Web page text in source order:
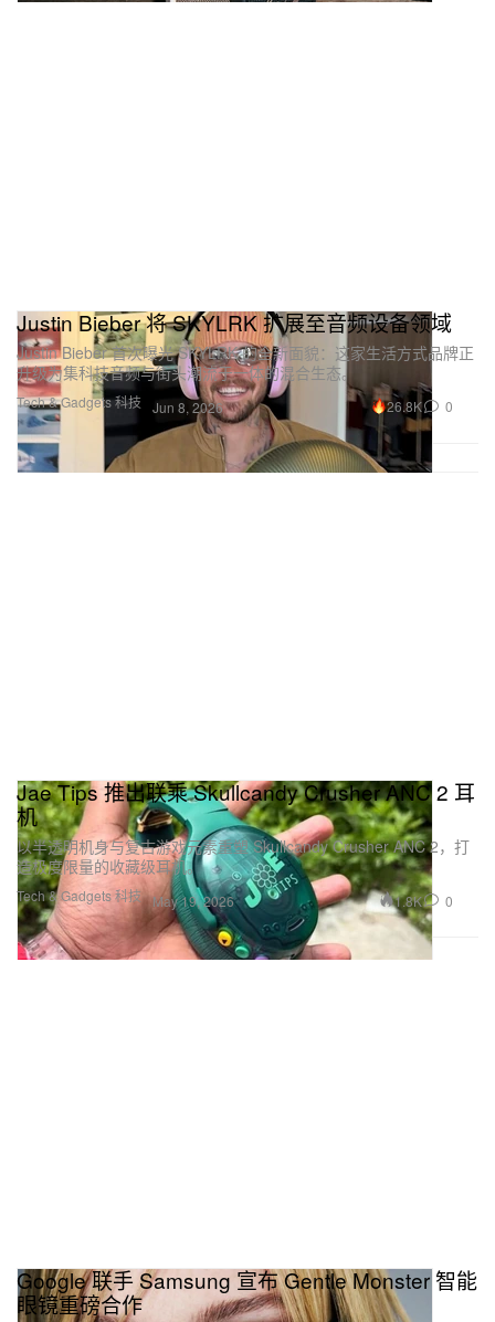
Tech & Gadgets 科技
Justin Bieber 将 SKYLRK 扩展至音频设备领域
Justin Bieber 首次曝光 SKYLRK 的全新面貌：这家生活方式品牌正
升级为集科技音频与街头潮流于一体的混合生态。
Jun 8, 2026 26.8K 0
Tech & Gadgets 科技
Jae Tips 推出联乘 Skullcandy Crusher ANC 2 耳
机
以半透明机身与复古游戏元素重塑 Skullcandy Crusher ANC 2，打
造极度限量的收藏级耳机。
May 19, 2026 1.8K 0
Google 联手 Samsung 宣布 Gentle Monster 智能
眼镜重磅合作